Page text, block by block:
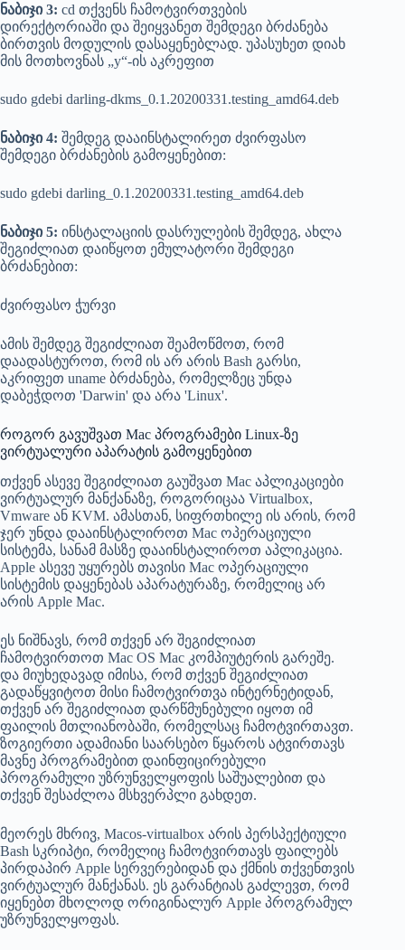
ნაბიჯი 3: cd თქვენს ჩამოტვირთვების
დირექტორიაში და შეიყვანეთ შემდეგი ბრძანება
ბირთვის მოდულის დასაყენებლად. უპასუხეთ დიახ
მის მოთხოვნას „y“-ის აკრეფით
sudo gdebi darling-dkms_0.1.20200331.testing_amd64.deb
ნაბიჯი 4: შემდეგ დააინსტალირეთ ძვირფასო
შემდეგი ბრძანების გამოყენებით:
sudo gdebi darling_0.1.20200331.testing_amd64.deb
ნაბიჯი 5: ინსტალაციის დასრულების შემდეგ, ახლა
შეგიძლიათ დაიწყოთ ემულატორი შემდეგი
ბრძანებით:
ძვირფასო ჭურვი
ამის შემდეგ შეგიძლიათ შეამოწმოთ, რომ
დაადასტუროთ, რომ ის არ არის Bash გარსი,
აკრიფეთ uname ბრძანება, რომელზეც უნდა
დაბეჭდოთ 'Darwin' და არა 'Linux'.
როგორ გავუშვათ Mac პროგრამები Linux-ზე
ვირტუალური აპარატის გამოყენებით
თქვენ ასევე შეგიძლიათ გაუშვათ Mac აპლიკაციები
ვირტუალურ მანქანაზე, როგორიცაა Virtualbox,
Vmware ან KVM. ამასთან, სიფრთხილე ის არის, რომ
ჯერ უნდა დააინსტალიროთ Mac ოპერაციული
სისტემა, სანამ მასზე დააინსტალიროთ აპლიკაცია.
Apple ასევე უყურებს თავისი Mac ოპერაციული
სისტემის დაყენებას აპარატურაზე, რომელიც არ
არის Apple Mac.
ეს ნიშნავს, რომ თქვენ არ შეგიძლიათ
ჩამოტვირთოთ Mac OS Mac კომპიუტერის გარეშე.
და მიუხედავად იმისა, რომ თქვენ შეგიძლიათ
გადაწყვიტოთ მისი ჩამოტვირთვა ინტერნეტიდან,
თქვენ არ შეგიძლიათ დარწმუნებული იყოთ იმ
ფაილის მთლიანობაში, რომელსაც ჩამოტვირთავთ.
ზოგიერთი ადამიანი საარსებო წყაროს ატვირთავს
მავნე პროგრამებით დაინფიცირებული
პროგრამული უზრუნველყოფის საშუალებით და
თქვენ შესაძლოა მსხვერპლი გახდეთ.
მეორეს მხრივ, Macos-virtualbox არის პერსპექტიული
Bash სკრიპტი, რომელიც ჩამოტვირთავს ფაილებს
პირდაპირ Apple სერვერებიდან და ქმნის თქვენთვის
ვირტუალურ მანქანას. ეს გარანტიას გაძლევთ, რომ
იყენებთ მხოლოდ ორიგინალურ Apple პროგრამულ
უზრუნველყოფას.